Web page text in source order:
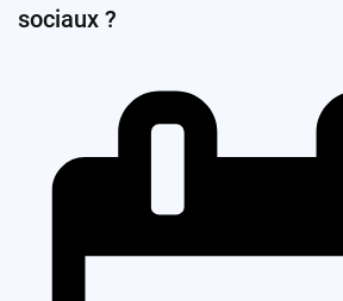
sociaux ?